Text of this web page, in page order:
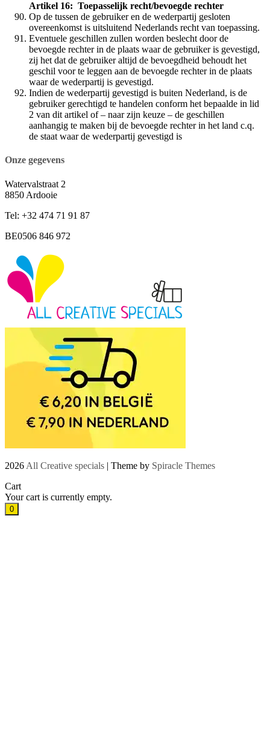
Artikel 16: Toepasselijk recht/bevoegde rechter
Op de tussen de gebruiker en de wederpartij gesloten
overeenkomst is uitsluitend Nederlands recht van toepassing.
Eventuele geschillen zullen worden beslecht door de
bevoegde rechter in de plaats waar de gebruiker is gevestigd,
zij het dat de gebruiker altijd de bevoegdheid behoudt het
geschil voor te leggen aan de bevoegde rechter in de plaats
waar de wederpartij is gevestigd.
Indien de wederpartij gevestigd is buiten Nederland, is de
gebruiker gerechtigd te handelen conform het bepaalde in lid
2 van dit artikel of – naar zijn keuze – de geschillen
aanhangig te maken bij de bevoegde rechter in het land c.q.
de staat waar de wederpartij gevestigd is
Onze gegevens
Watervalstraat 2
8850 Ardooie
Tel: +32 474 71 91 87
BE0506 846 972
2026 All Creative specials | Theme by Spiracle Themes
Cart
Your cart is currently empty.
0